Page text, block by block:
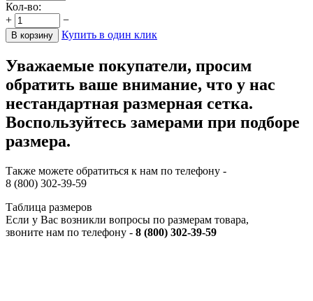
Кол-во:
+
−
В корзину Купить в один клик
Уважаемые покупатели, просим
обратить ваше внимание, что у нас
нестандартная размерная сетка.
Воспользуйтесь замерами при подборе
размера.
Также можете обратиться к нам по телефону -
8 (800) 302-39-59
Таблица размеров
Если у Вас возникли вопросы по размерам товара,
звоните нам по телефону - 8 (800) 302-39-59